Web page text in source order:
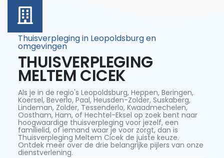
Thuisverpleging in Leopoldsburg en
omgevingen
THUISVERPLEGING
MELTEM CICEK
Als je in de regio's Leopoldsburg, Heppen, Beringen,
Koersel, Beverlo, Paal, Heusden-Zolder, Suskaberg,
Lindeman, Zolder, Tessenderlo, Kwaadmechelen,
Oostham, Ham, of Hechtel-Eksel op zoek bent naar
hoogwaardige thuisverpleging voor jezelf, een
familielid, of iemand waar je voor zorgt, dan is
Thuisverpleging Meltem Cicek de juiste keuze.
Ontdek meer over de drie belangrijke pijlers van onze
dienstverlening.